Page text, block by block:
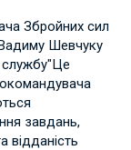
Збройних сил
Шевчуку
службу"Це
завдань,
відданість